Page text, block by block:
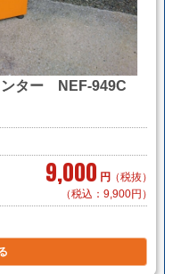
ンター NEF-949C
9,000 円 （税抜）
（税込：9,900円）